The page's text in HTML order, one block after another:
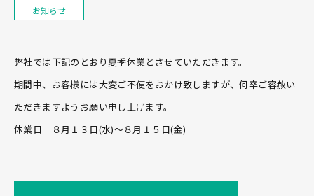
お知らせ
弊社では下記のとおり夏季休業とさせていただきます。
期間中、お客様には大変ご不便をおかけ致しますが、何卒ご容赦い
ただきますようお願い申し上げます。
休業日 ８月１３日(水)～８月１５日(金)